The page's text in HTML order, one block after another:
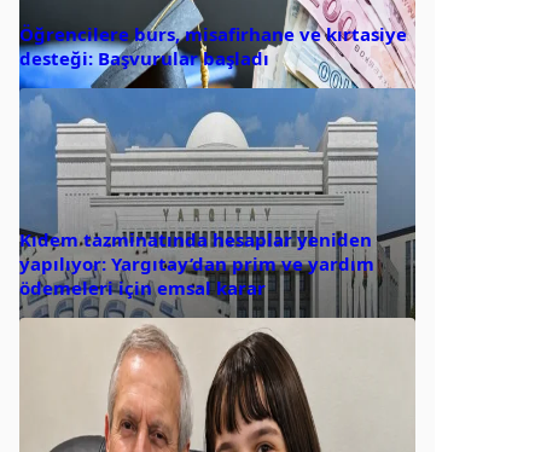
Öğrencilere burs, misafirhane ve kırtasiye
desteği: Başvurular başladı
Kıdem tazminatında hesaplar yeniden
yapılıyor: Yargıtay’dan prim ve yardım
ödemeleri için emsal karar